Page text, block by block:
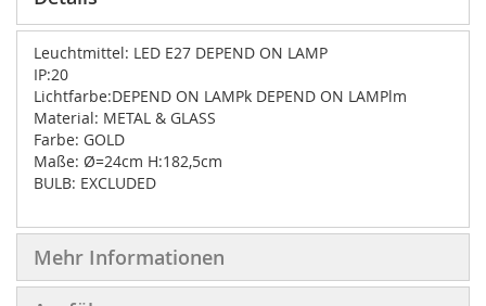
Leuchtmittel: LED E27 DEPEND ON LAMP
IP:20
Lichtfarbe:DEPEND ON LAMPk DEPEND ON LAMPlm
Material: METAL & GLASS
Farbe: GOLD
Maße: Ø=24cm H:182,5cm
BULB: EXCLUDED
Mehr Informationen